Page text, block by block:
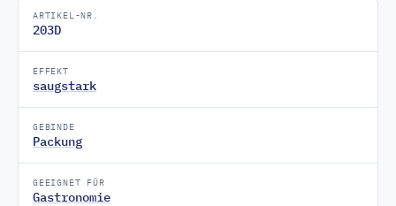
ARTIKEL-NR.
203D
EFFEKT
saugstark
GEBINDE
Packung
GEEIGNET FÜR
Gastronomie